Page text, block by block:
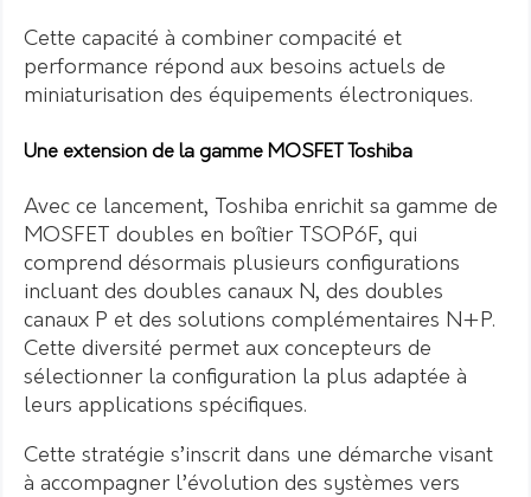
Cette capacité à combiner compacité et
performance répond aux besoins actuels de
miniaturisation des équipements électroniques.
Une extension de la gamme MOSFET Toshiba
Avec ce lancement, Toshiba enrichit sa gamme de
MOSFET doubles en boîtier TSOP6F, qui
comprend désormais plusieurs configurations
incluant des doubles canaux N, des doubles
canaux P et des solutions complémentaires N+P.
Cette diversité permet aux concepteurs de
sélectionner la configuration la plus adaptée à
leurs applications spécifiques.
Cette stratégie s’inscrit dans une démarche visant
à accompagner l’évolution des systèmes vers